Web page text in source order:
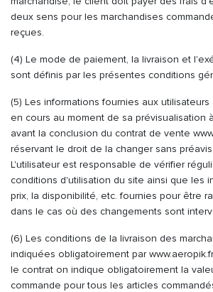
deux sens pour les marchandises
reçues.
(4) Le mode de paiement, la livraison et
sont définis par les présentes conditions
(5) Les informations fournies aux
en cours au moment de sa prévisualisation
avant la conclusion du contrat de vente
réservant le droit de la changer sans
L'utilisateur est responsable de vérifier
conditions d'utilisation du site ainsi que les
prix, la disponibilité, etc. fournies pour être
dans le cas où des changements sont
(6) Les conditions de la livraison des
indiquées obligatoirement par
le contrat on indique obligatoirement la
commande pour tous les articles